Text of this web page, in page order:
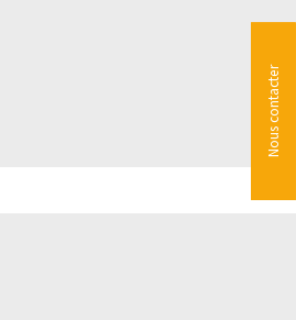
Nous contacter